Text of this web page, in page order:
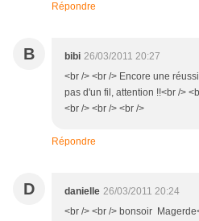
Répondre
B bibi 26/03/2011 20:27
<br /> <br /> Encore une
pas d'un fil, attention !!<br />
<br /> <br /> <br />
Répondre
D danielle 26/03/2011 20:24
<br /> <br /> bonsoir